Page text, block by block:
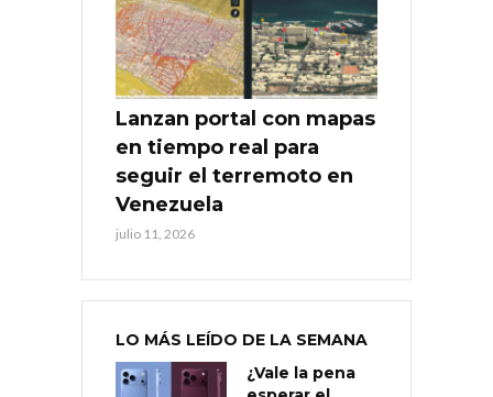
Lanzan portal con mapas
en tiempo real para
seguir el terremoto en
Venezuela
julio 11, 2026
LO MÁS LEÍDO DE LA SEMANA
¿Vale la pena